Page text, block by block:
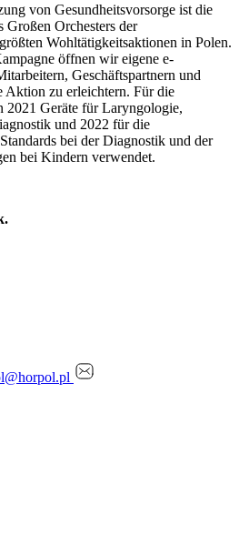
von Gesundheitsvorsorge ist die
Großen Orchesters der
Wohltätigkeitsaktionen in Polen.
öffnen wir eigene e-
Geschäftspartnern und
Aktion zu erleichtern. Für die
2021 Geräte für Laryngologie,
und 2022 für die
bei der Diagnostik und der
bei Kindern verwendet.